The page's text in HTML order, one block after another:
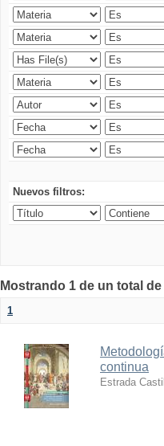
Nuevos filtros:
Mostrando 1 de un total
1
continua
Estrada